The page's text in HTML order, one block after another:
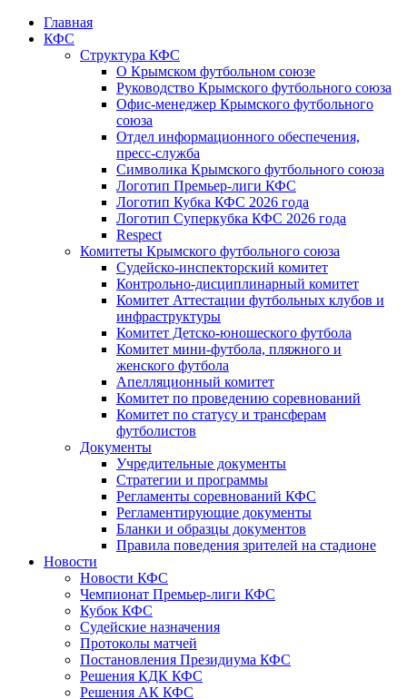
Главная
КФС
Структура КФС
О Крымском футбольном союзе
Руководство Крымского футбольного союза
Офис-менеджер Крымского футбольного
союза
Отдел информационного обеспечения,
пресс-служба
Символика Крымского футбольного союза
Логотип Премьер-лиги КФС
Логотип Кубка КФС 2026 года
Логотип Суперкубка КФС 2026 года
Respect
Комитеты Крымского футбольного союза
Судейско-инспекторский комитет
Контрольно-дисциплинарный комитет
Комитет Аттестации футбольных клубов и
инфраструктуры
Комитет Детско-юношеского футбола
Комитет мини-футбола, пляжного и
женского футбола
Апелляционный комитет
Комитет по проведению соревнований
Комитет по статусу и трансферам
футболистов
Документы
Учредительные документы
Стратегии и программы
Регламенты соревнований КФС
Регламентирующие документы
Бланки и образцы документов
Правила поведения зрителей на стадионе
Новости
Новости КФС
Чемпионат Премьер-лиги КФС
Кубок КФС
Судейские назначения
Протоколы матчей
Постановления Президиума КФС
Решения КДК КФС
Решения АК КФС